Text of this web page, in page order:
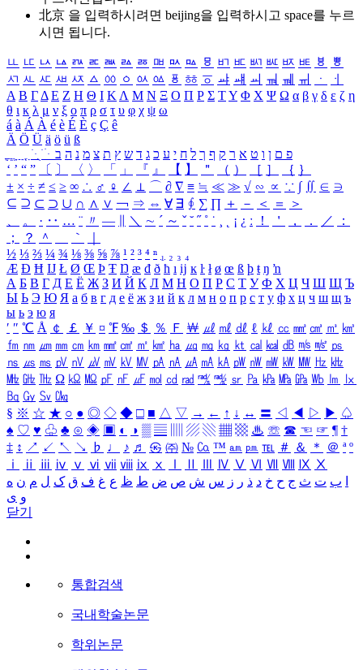
北京 을 입력하시려면 beijing을 입력하시고 space를 누르
시면 됩니다.
ㅥ ㅦ ㅧ ㅨ ㅩ ㅪ ㅫ ㅬ ㅭ ㅮ ㅯ ㅰ ㅱ ㅲ ㅳ ㅴ ㅵ ㅶ ㅷ ㅸ
ㅹ
ㅺ ㅻ ㅼ ㅽ ㅾ ㅿ ㆀ ㆁ ㆂ ㆃ ㆄ ㆅ ㆆ ㆇ ㆈ ㆉ ㆊ ㆋ ㆌ ㆍ
ㆎ
Α Β ΓΔ Ε Ζ Η Θ Ι ΚΛ Μ Ν Ξ Ο Π Ρ Σ ΤΥ Φ Χ Ψ Ω α β γ δ ε ζ η
θ ι κ λ μ ν ξ ο π ρ σ τ υ φ χ ψ ω
á à Á À é è É È ç Ç ê
Ä Ö Ü ä ö ü ß
ִֶֹ ֻּ ׁׂ פ ם ן ו ט א ר ק ף ך ל ח י ע כ ג ד ש ץ ת צ מ נ ה ב
‘ ’ “ ” 〔 〕 〈 〉 「 」 『 』 【 】 ＂ （ ） ［ ］ ｛ ｝
± × ÷ ≠ ≤ ≥ ∞ ∴ ♂ ♀ ∠ ⊥ ⌒ ∂ ∇ ≡ ≒ ≪ ≫ √ ∽ ∝ ∵ ∫ ∬ ∈ ∋
⊆ ⊇ ⊂ ⊃ ∪ ∩ ∧ ∨ ￢ ⇒ ⇔ ∀ ∃ ∮ ∑ ∏ ＋ － ＜ ＝
＞
、
。 · ‥ … ¨ 〃 ― ＼ ∼ ´ ～ ˇ ˘ ˝ ˚ ˙ ¸ ¡ ¿ ː ！ ＇ ， ． ／
：
；
？ ＾ ｀
½ ⅓ ⅔ ¼ ¾ ⅛ ⅜ ⅝ ⅞ ¹ ² ³ ⁴ ⁿ ₁ ₂ ₃ ₄
Æ Ð Ħ Ĳ Ł Ø Œ Þ Ŧ Ŋ æ đ ð ħ ı ĳ ĸ ŀ ł ø œ ß þ ŧ ŋ ŉ
А Б В Г Д Е Ё Ж З И Й К Л М Н О П Р С Т У Ф Х Ц Ч Ш Щ Ъ
Ы Ь Э Ю Я а б в г д е ё ж з и й к л м н о п р с т у ф х ц ч ш щ ъ
ы ь э ю я
′ ″ ℃ Å ￠ ￡ ￥ ¤ ℉ ‰ ＄ ％ Ｆ ￦ ㎕ ㎖ ㎗ ℓ ㎘ ㏄ ㎣ ㎤ ㎥ ㎦
㎙ ㎚ ㎛ ㎜ ㎝ ㎞ ㎟ ㎠ ㎡ ㎢ ㏊ ㎍ ㎎ ㎏ ㏏ ㎈ ㎉ ㏈ ㎧ ㎨ ㎰
㎱ ㎲ ㎳ ㎴ ㎵ ㎶ ㎷ ㎸ ㎹ ㎀ ㎁ ㎂ ㎃ ㎄ ㎺ ㎻ ㎽ ㎾ ㎿ ㎐ ㎑
㎒ ㎓ ㎔ Ω ㏀ ㏁ ㎊ ㎋ ㎌ ㏖ ㏅ ㎭ ㎮ ㎯ ㏛ ㎩ ㎪ ㎫ ㎬ ㏝ ㏐
㏓
㏃ ㏉ ㏜ ㏆
§ ※ ☆ ★ ○ ● ◎ ◇ ◆ □ ■ △ ▽ → ← ↑ ↓ ↔ 〓 ◁ ◀ ▷ ▶ ♤
♠ ♡ ♥ ♧ ♣ ⊙ ◈ ▣ ◐ ◑ ▒ ▤ ▨ ▧ ▦ ▩ ♨ ☏ ☎ ☜ ☞ ¶ †
‡ ↕ ↗ ↙ ↖ ↘ ♭ ♩ ♪ ♬ ㉿ ㈜ № ㏇ ™ ㏂ ㏘ ℡ ＃ ＆ ＊ ＠ ª º
ⅰ
ⅱ ⅲ ⅳ ⅴ ⅵ ⅶ ⅷ ⅸ ⅹ Ⅳ Ⅴ Ⅵ Ⅶ Ⅷ Ⅸ Ⅹ
ب ت ث ج ح خ د ذ ر ز س ش ص ض ط ظ ع غ ف ق ک ل م ن ه
و ی
닫기
통합검색
국내학술논문
학위논문